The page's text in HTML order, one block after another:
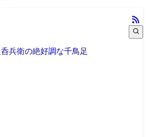
中心に食べ歩き/居酒屋巡り/銭湯/温泉/旅/まちある
呑兵衛の絶好調な千鳥足